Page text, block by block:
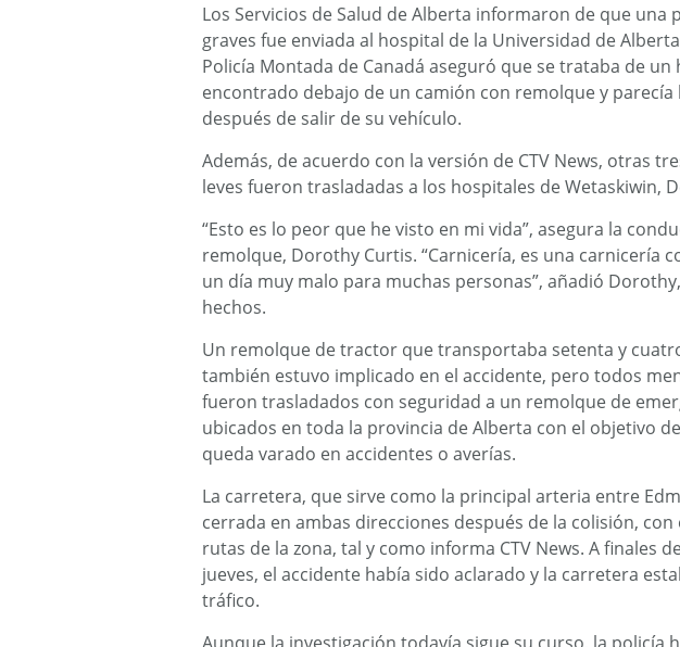
Los Servicios de Salud de Alberta informaron de que una
graves fue enviada al hospital de la Universidad de
Policía Montada de Canadá aseguró que se trataba de
encontrado debajo de un camión con remolque y
después de salir de su vehículo.
Además, de acuerdo con la versión de CTV News, otras
leves fueron trasladadas a los hospitales de Wetaskiwin,
“Esto es lo peor que he visto en mi vida”, asegura la
remolque, Dorothy Curtis. “Carnicería, es una carnicería
un día muy malo para muchas personas”, añadió
hechos.
Un remolque de tractor que transportaba setenta y
también estuvo implicado en el accidente, pero todos
fueron trasladados con seguridad a un remolque de
ubicados en toda la provincia de Alberta con el objetivo
queda varado en accidentes o averías.
La carretera, que sirve como la principal arteria entre
cerrada en ambas direcciones después de la colisión,
rutas de la zona, tal y como informa CTV News. A finales
jueves, el accidente había sido aclarado y la carretera
tráfico.